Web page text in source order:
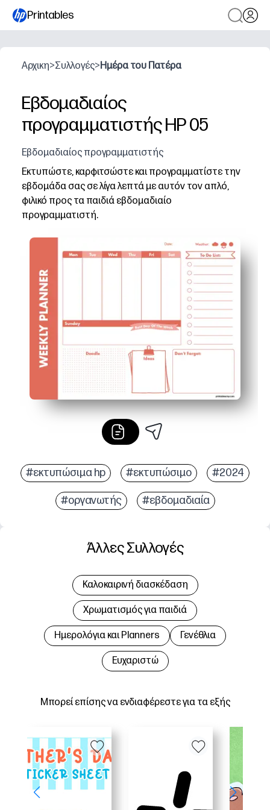
Printables
Αρχικη>Συλλογές>Ημέρα του Πατέρα
Εβδομαδιαίος
προγραμματιστής HP 05
Εβδομαδιαίος προγραμματιστής
Εκτυπώστε, καρφιτσώστε και προγραμματίστε την
εβδομάδα σας σε λίγα λεπτά με αυτόν τον απλό,
φιλικό προς τα παιδιά εβδομαδιαίο
προγραμματιστή.
Λαμβάνετε ένα εβδομαδιαίο στιγμιότυπο μιας
Εκτυπώσιμο χωρίς προετοιμασία - απλά εκτυπώνετε
Επαναχρησιμοποιήσιμη επιλογή - τοποθετήστε το
Η φιλική προς τα παιδιά διάταξη βοηθά το παιδί σας
#εκτυπώσιμα hp #εκτυπώσιμο #2024
#οργανωτής #εβδομαδιαία
Μπορεί επίσης να ενδιαφέρεστε για τα εξής
Άλλες Συλλογές
Καλοκαιρινή διασκέδαση
Χρωματισμός για παιδιά
Hμερολόγια και Planners Γενέθλια
Ευχαριστώ